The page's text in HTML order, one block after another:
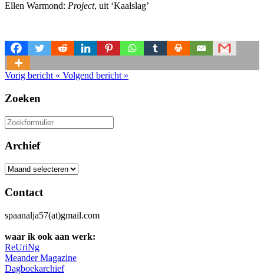
Ellen Warmond: Project, uit ‘Kaalslag’
Vorig bericht « Volgend bericht »
Zoeken
Zoeken
naar:
Archief
Archief
Contact
spaanalja57(at)gmail.com
waar ik ook aan werk:
ReUriNg
Meander Magazine
Dagboekarchief